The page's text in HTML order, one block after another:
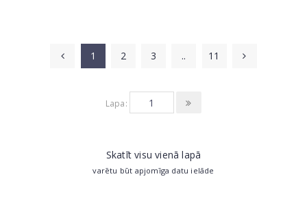
1 2 3 .. 11
Lapa:
Skatīt visu vienā lapā
varētu būt apjomīga datu ielāde